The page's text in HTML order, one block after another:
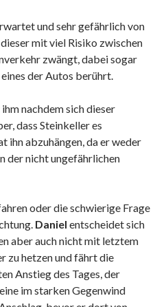
und sehr gefährlich von
mit viel Risiko zwischen
zwängt, dabei sogar
eines der Autos berührt.
nachdem sich dieser
dass Steinkeller es
ihn abzuhängen, da er weder
der nicht ungefährlichen
oder die schwierige Frage
Daniel entscheidet sich
aber auch nicht mit letztem
zu hetzen und fährt die
Anstieg des Tages, der
im starken Gegenwind